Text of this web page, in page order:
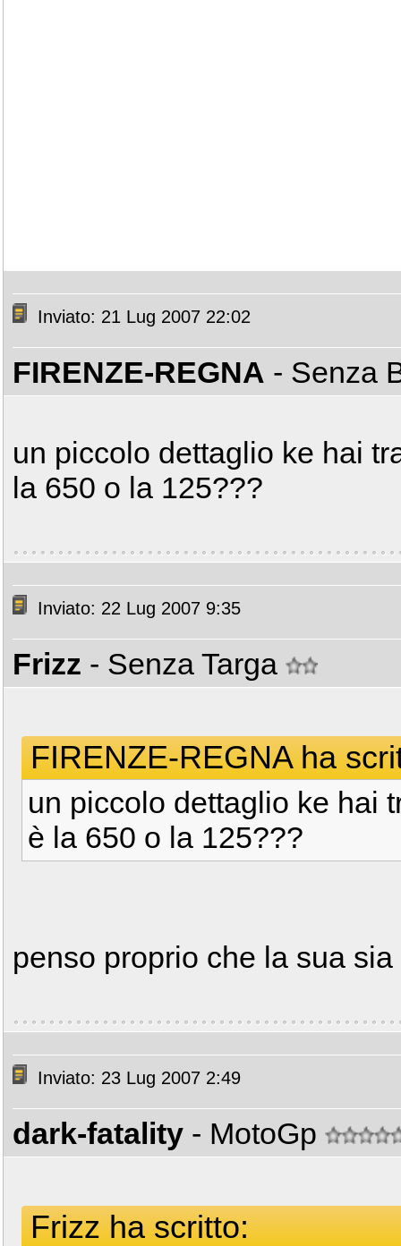
Inviato: 21 Lug 2007 22:02
FIRENZE-REGNA - Senza
un piccolo dettaglio ke hai
la 650 o la 125???
Inviato: 22 Lug 2007 9:35
Frizz - Senza Targa
FIRENZE-REGNA ha
un piccolo dettaglio ke hai
è la 650 o la 125???
penso proprio che la sua
Inviato: 23 Lug 2007 2:49
dark-fatality - MotoGp
Frizz ha scritto: